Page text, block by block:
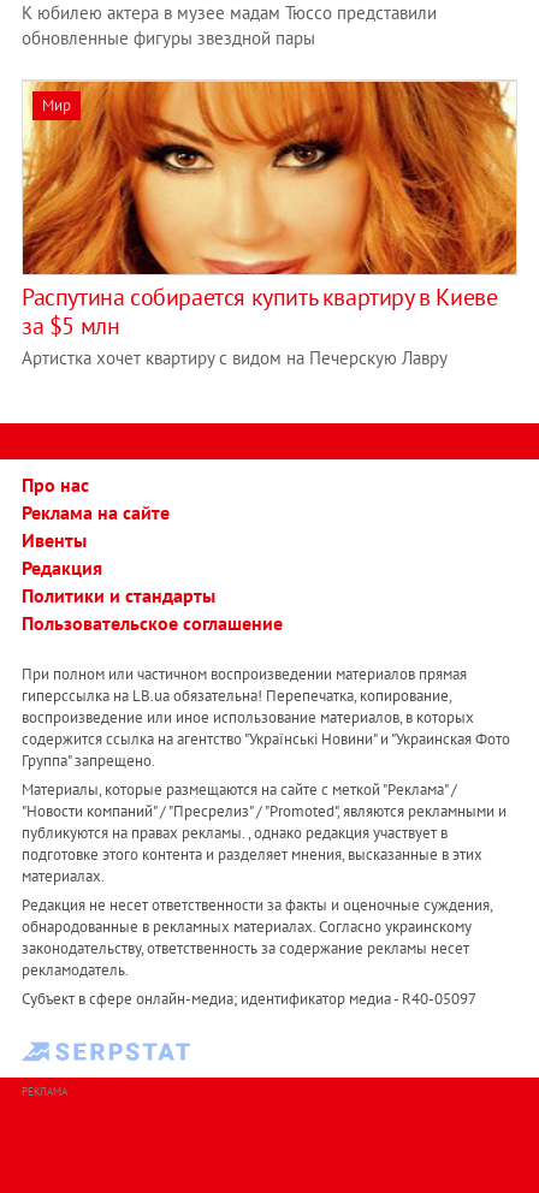
К юбилею актера в музее мадам Тюссо представили
обновленные фигуры звездной пары
Мир
Распутина собирается купить квартиру в Киеве
за $5 млн
Артистка хочет квартиру с видом на Печерскую Лавру
Про нас
Реклама на сайте
Ивенты
Редакция
Политики и стандарты
Пользовательское соглашение
При полном или частичном воспроизведении материалов прямая
гиперссылка на LB.ua обязательна! Перепечатка, копирование,
воспроизведение или иное использование материалов, в которых
содержится ссылка на агентство "Українськi Новини" и "Украинская Фото
Группа" запрещено.
Материалы, которые размещаются на сайте с меткой "Реклама" /
"Новости компаний" / "Пресрелиз" / "Promoted", являются рекламными и
публикуются на правах рекламы. , однако редакция участвует в
подготовке этого контента и разделяет мнения, высказанные в этих
материалах.
Редакция не несет ответственности за факты и оценочные суждения,
обнародованные в рекламных материалах. Согласно украинскому
законодательству, ответственность за содержание рекламы несет
рекламодатель.
Субъект в сфере онлайн-медиа; идентификатор медиа - R40-05097
РЕКЛАМА